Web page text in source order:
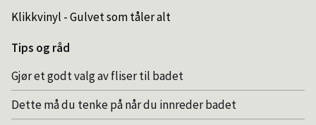
Klikkvinyl - Gulvet som tåler alt
Tips og råd
Gjør et godt valg av fliser til badet
Dette må du tenke på når du innreder badet